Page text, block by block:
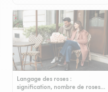
Langage des roses :
signification, nombre de roses…